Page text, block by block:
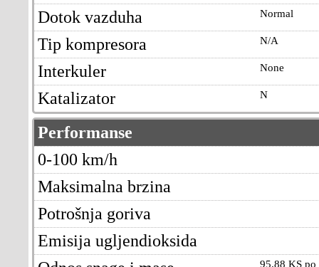
Normal
Dotok vazduha
N/A
Tip kompresora
None
Interkuler
N
Katalizator
Performanse
0-100 km/h
Maksimalna brzina
Potrošnja goriva
Emisija ugljendioksida
95.88 KS po